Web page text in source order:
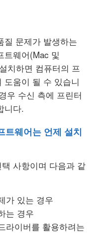
질 문제가 발생하는
트웨어(Mac 및
치하면 컴퓨터의 프
도움이 될 수 있습니
우 수신 측에 프린터
니다.
웨어는 언제 설치
사항이며 다음과 같
가 있는 경우
는 경우
라이버를 활용하려는